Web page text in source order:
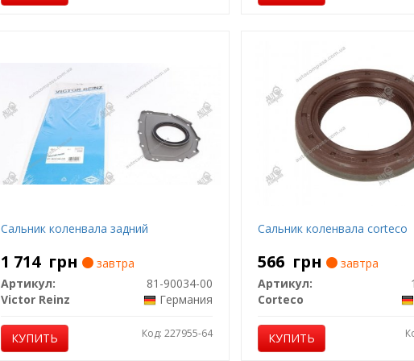
Сальник коленвала задний
1 714 грн
завтра
Артикул:
81-90034-00
Victor Reinz
Германия
КУПИТЬ Код: 227955-64
Сальник коленвала corteco
566 грн
завтра
Артикул:
Corteco
КУПИТЬ